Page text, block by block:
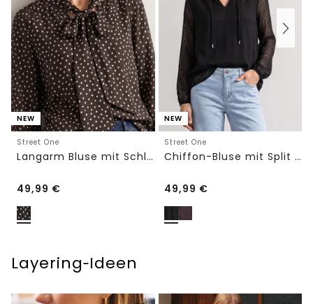
NEW
Street One
Langarm Bluse mit Schleifendetail
49,99 €
NEW
Street One
Chiffon-Bluse mit Split Neck und Bändern
49,99 €
Layering‑Ideen